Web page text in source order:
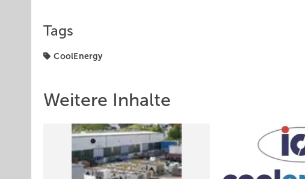
Tags
CoolEnergy
Weitere Inhalte